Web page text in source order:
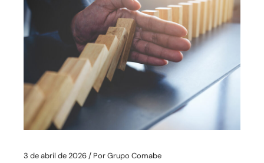
3 de abril de 2026 PorGrupo Comabe